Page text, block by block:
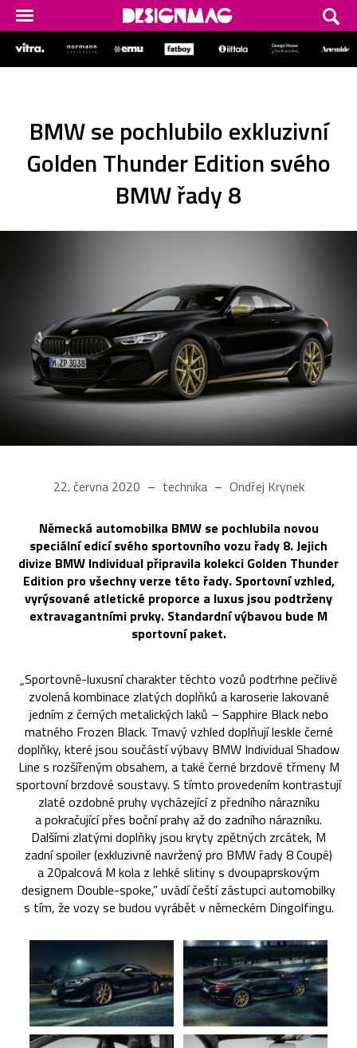
BMW se pochlubilo exkluzivní
Golden Thunder Edition svého
BMW řady 8
22. června 2020 technika Ondřej Krynek
Německá automobilka BMW se pochlubila novou
speciální edicí svého sportovního vozu řady 8. Jejich
divize BMW Individual připravila kolekci Golden Thunder
Edition pro všechny verze této řady. Sportovní vzhled,
vyrýsované atletické proporce a luxus jsou podtrženy
extravagantními prvky. Standardní výbavou bude M
sportovní paket.
„Sportovně-luxusní charakter těchto vozů podtrhne pečlivě
zvolená kombinace zlatých doplňků a karoserie lakované
jedním z černých metalických laků – Sapphire Black nebo
matného Frozen Black. Tmavý vzhled doplňují leskle černé
doplňky, které jsou součástí výbavy BMW Individual Shadow
Line s rozšířeným obsahem, a také černé brzdové třmeny M
sportovní brzdové soustavy. S tímto provedením kontrastují
zlaté ozdobné pruhy vycházející z předního nárazníku
a pokračující přes boční prahy až do zadního nárazníku.
Dalšími zlatými doplňky jsou kryty zpětných zrcátek, M
zadní spoiler (exkluzivně navržený pro BMW řady 8 Coupé)
a 20palcová M kola z lehké slitiny s dvoupaprskovým
designem Double-spoke,” uvádí čeští zástupci automobilky
s tím, že vozy se budou vyrábět v německém Dingolfingu.